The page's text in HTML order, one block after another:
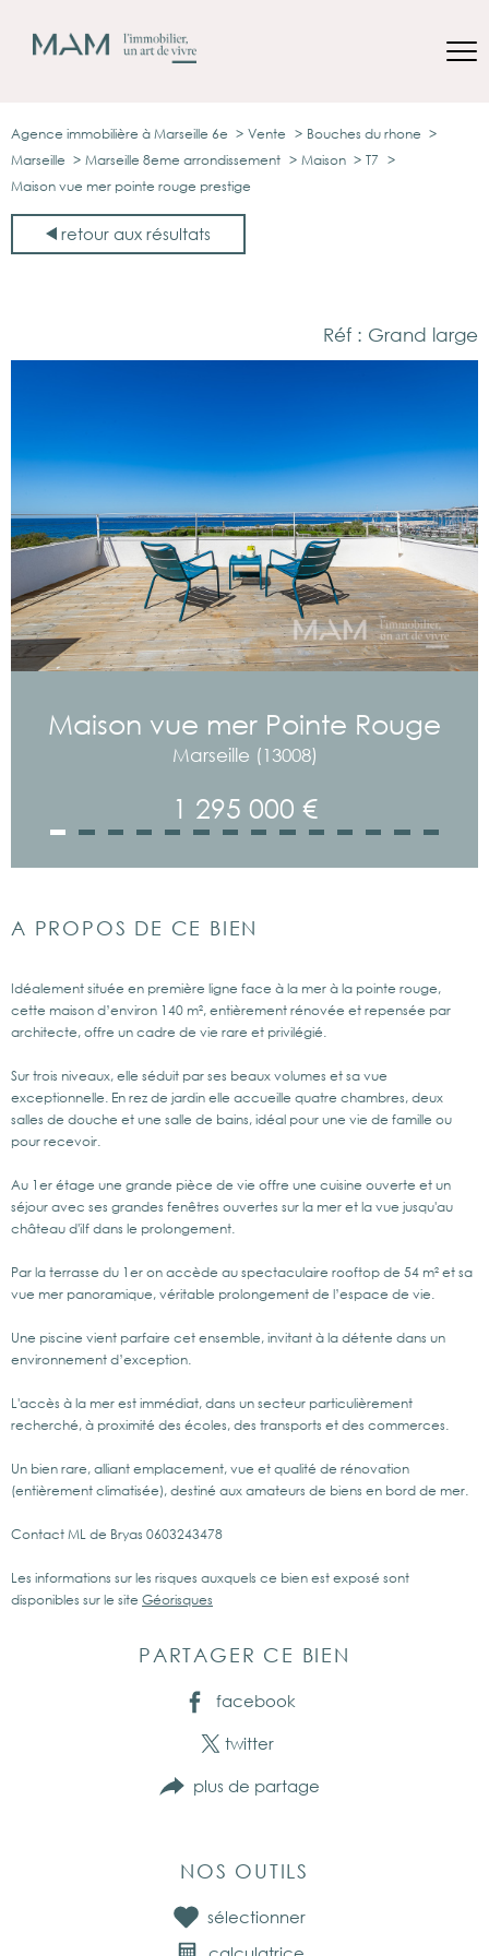
Agence immobilière à Marseille 6e Vente
Bouches du rhone
Marseille
Marseille 8eme arrondissement Maison
T7
Maison vue mer pointe rouge prestige
retour aux résultats
Réf : Grand large
Maison vue mer Pointe Rouge
Marseille (13008)
1 295 000 €
A PROPOS DE CE BIEN
Idéalement située en première ligne face à la mer à la pointe rouge,
cette maison d’environ 140 m², entièrement rénovée et repensée par
architecte, offre un cadre de vie rare et privilégié.
Sur trois niveaux, elle séduit par ses beaux volumes et sa vue
exceptionnelle. En rez de jardin elle accueille quatre chambres, deux
salles de douche et une salle de bains, idéal pour une vie de famille ou
pour recevoir.
Au 1er étage une grande pièce de vie offre une cuisine ouverte et un
séjour avec ses grandes fenêtres ouvertes sur la mer et la vue jusqu'au
château d'iIf dans le prolongement.
Par la terrasse du 1er on accède au spectaculaire rooftop de 54 m² et sa
vue mer panoramique, véritable prolongement de l’espace de vie.
Une piscine vient parfaire cet ensemble, invitant à la détente dans un
environnement d’exception.
L'accès à la mer est immédiat, dans un secteur particulièrement
recherché, à proximité des écoles, des transports et des commerces.
Un bien rare, alliant emplacement, vue et qualité de rénovation
(entièrement climatisée), destiné aux amateurs de biens en bord de mer.
Contact ML de Bryas 0603243478
Les informations sur les risques auxquels ce bien est exposé sont
disponibles sur le site Géorisques
PARTAGER CE BIEN
facebook
twitter
plus de partage
NOS OUTILS
sélectionner